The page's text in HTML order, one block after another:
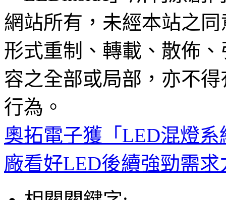
網站所有，未經本站之
形式重制、轉載、散佈
容之全部或局部，亦不
行為。
奧拓電子獲「LED混燈
廠看好LED後續強勁需求